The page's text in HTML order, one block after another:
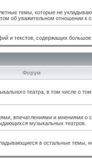
темы, которые не
об уважительном отношении к
и текстов, содержащих
Форум
театра, в том числе о
впечатлениями и мнениями о
музыкальных театров.
в остальные темы,